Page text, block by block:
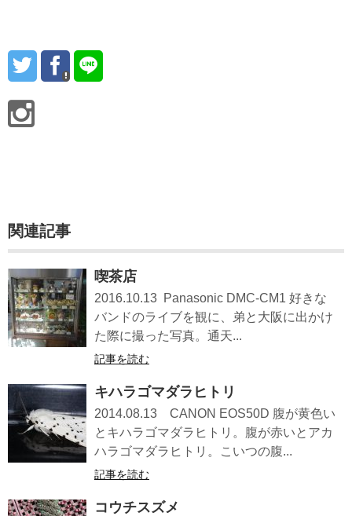
関連記事
喫茶店
2016.10.13 Panasonic DMC-CM1 好きな
バンドのライブを観に、弟と大阪に出かけ
た際に撮った写真。通天...
記事を読む
キハラゴマダラヒトリ
2014.08.13 CANON EOS50D 腹が黄色い
とキハラゴマダラヒトリ。腹が赤いとアカ
ハラゴマダラヒトリ。こいつの腹...
記事を読む
コウチスズメ